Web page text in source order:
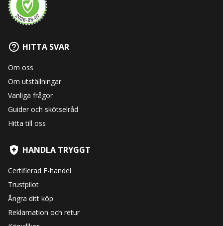
HITTA SVAR
Om oss
Om utställningar
Vanliga frågor
Guider och skötselråd
Hitta till oss
HANDLA TRYGGT
Certifierad E-handel
Trustpilot
Ångra ditt köp
Reklamation och retur